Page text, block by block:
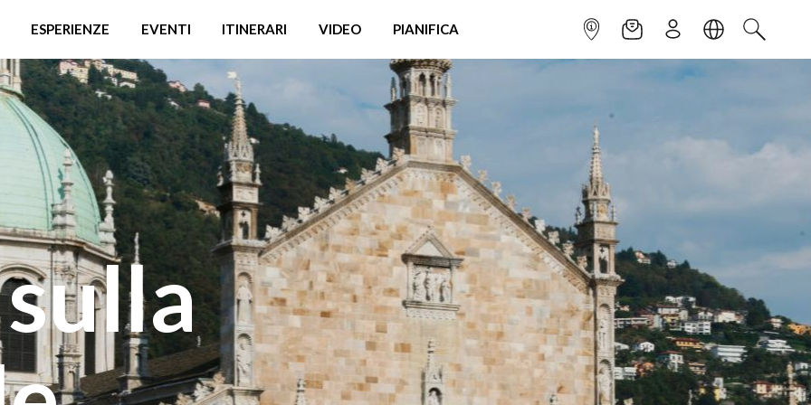
ESPERIENZE EVENTI ITINERARI VIDEO PIANIFICA INFOPOINTNEWSLETTER
ISCRIVITILINGUACERCA